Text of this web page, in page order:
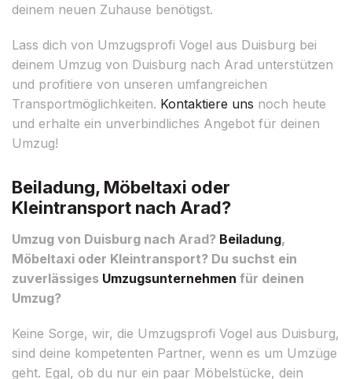
deinem neuen Zuhause benötigst.
Lass dich von Umzugsprofi Vogel aus Duisburg bei
deinem Umzug von Duisburg nach Arad unterstützen
und profitiere von unseren umfangreichen
Transportmöglichkeiten. Kontaktiere uns noch heute
und erhalte ein unverbindliches Angebot für deinen
Umzug!
Beiladung, Möbeltaxi oder
Kleintransport nach Arad?
Umzug von Duisburg nach Arad? Beiladung,
Möbeltaxi oder Kleintransport? Du suchst ein
zuverlässiges Umzugsunternehmen für deinen
Umzug?
Keine Sorge, wir, die Umzugsprofi Vogel aus Duisburg,
sind deine kompetenten Partner, wenn es um Umzüge
geht. Egal, ob du nur ein paar Möbelstücke, dein